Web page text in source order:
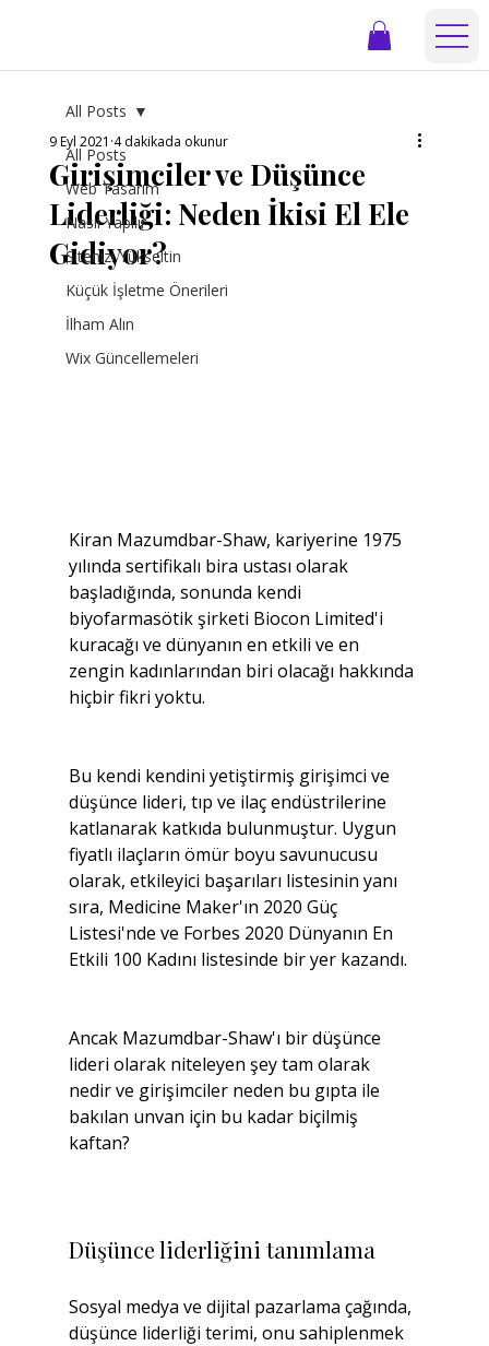
All Posts
Web Tasarım
Nasıl Yapılır
Sitenizi Yükseltin
Küçük İşletme Önerileri
İlham Alın
Wix Güncellemeleri
All Posts
Girişimciler ve Düşünce
Liderliği: Neden İkisi El Ele
Gidiyor?
9 Eyl 2021 4 dakikada okunur
Kiran Mazumdbar-Shaw, kariyerine 1975
yılında sertifikalı bira ustası olarak
başladığında, sonunda kendi
biyofarmasötik şirketi Biocon Limited'i
kuracağı ve dünyanın en etkili ve en
zengin kadınlarından biri olacağı hakkında
hiçbir fikri yoktu.
Bu kendi kendini yetiştirmiş girişimci ve
düşünce lideri, tıp ve ilaç endüstrilerine
katlanarak katkıda bulunmuştur. Uygun
fiyatlı ilaçların ömür boyu savunucusu
olarak, etkileyici başarıları listesinin yanı
sıra, Medicine Maker'ın 2020 Güç
Listesi'nde ve Forbes 2020 Dünyanın En
Etkili 100 Kadını listesinde bir yer kazandı.
Ancak Mazumdbar-Shaw'ı bir düşünce
lideri olarak niteleyen şey tam olarak
nedir ve girişimciler neden bu gıpta ile
bakılan unvan için bu kadar biçilmiş
kaftan?
Düşünce liderliğini tanımlama
Sosyal medya ve dijital pazarlama çağında,
düşünce liderliği terimi, onu sahiplenmek